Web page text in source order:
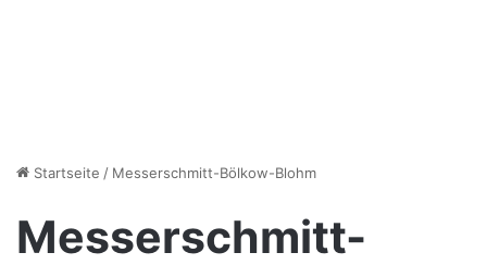
Startseite / Messerschmitt-Bölkow-Blohm
Messerschmitt-